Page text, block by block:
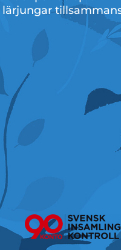
lärjungar